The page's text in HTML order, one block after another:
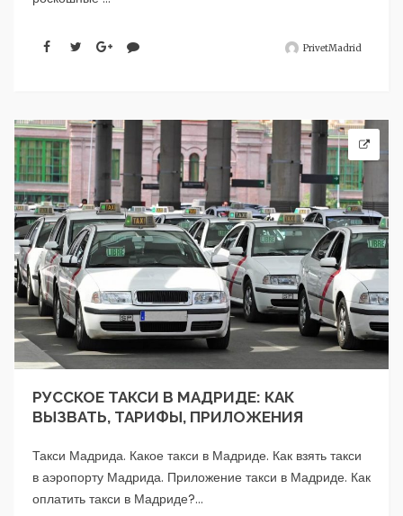
PrivetMadrid
РУССКОЕ ТАКСИ В МАДРИДЕ: КАК
ВЫЗВАТЬ, ТАРИФЫ, ПРИЛОЖЕНИЯ
Такси Мадрида. Какое такси в Мадриде. Как взять такси
в аэропорту Мадрида. Приложение такси в Мадриде. Как
оплатить такси в Мадриде?...